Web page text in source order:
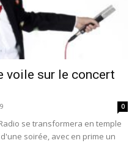
voile sur le concert
0
se transformera en temple
soirée, avec en prime un